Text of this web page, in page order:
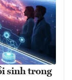
sinh trong